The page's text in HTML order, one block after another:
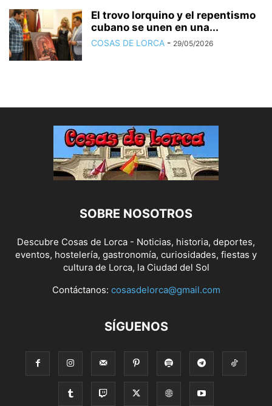
El trovo lorquino y el repentismo
cubano se unen en una...
COSAS DE LORCA - 29/05/2026
SOBRE NOSOTROS
Descubre Cosas de Lorca - Noticias, historia, deportes,
eventos, hostelería, gastronomía, curiosidades, fiestas y
cultura de Lorca, la Ciudad del Sol
Contáctanos: cosasdelorca@gmail.com
SÍGUENOS